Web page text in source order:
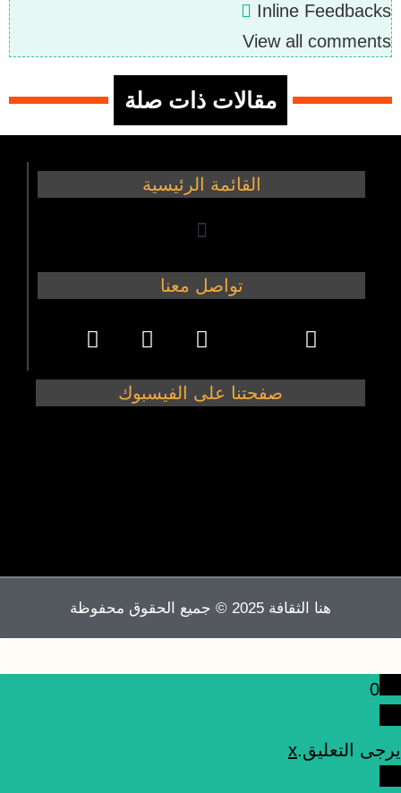
Inline Feedbacks
View all comments
مقالات ذات صلة
القائمة الرئيسية
تواصل معنا
صفحتنا على الفيسبوك
هنا الثقافة 2025 © جميع الحقوق محفوظة
0
يرجى التعليق.x